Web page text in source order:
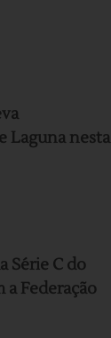
Laguna nesta
Série C do
a Federação